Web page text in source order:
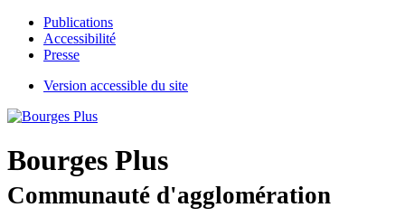
Publications
Accessibilité
Presse
Version accessible du site
Bourges Plus
Communauté d'agglomération